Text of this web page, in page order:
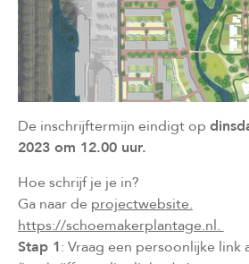
De inschrijftermijn eindigt op
2023 om 12.00 uur.
Hoe schrijf je je in?
Ga naar de projectwebsite.
https://schoemakerplantage.nl.
Stap 1: Vraag een persoonlijke link